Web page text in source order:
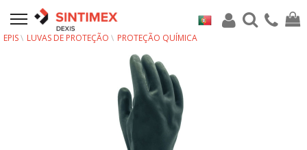
EPIS LUVAS DE PROTEÇÃO PROTEÇÃO QUÍMICA